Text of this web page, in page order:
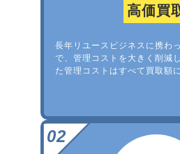
高価買
長年リユースビジネスに携わ
で、管理コストを大きく削減
た管理コストはすべて買取額